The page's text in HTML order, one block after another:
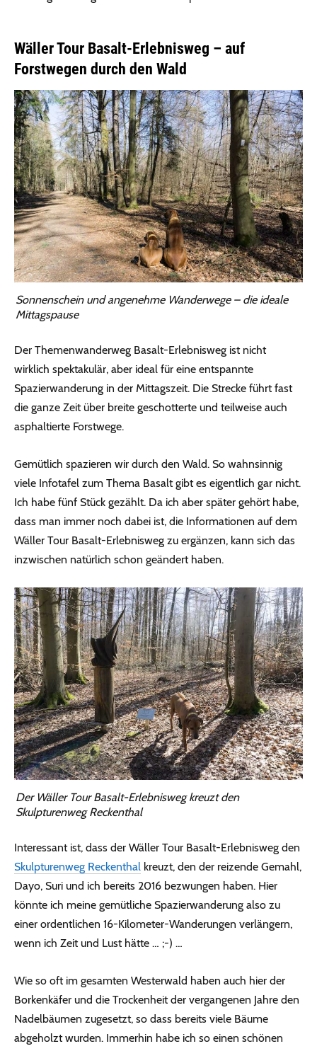
Wäller Tour Basalt-Erlebnisweg – auf
Forstwegen durch den Wald
Sonnenschein und angenehme Wanderwege – die ideale
Mittagspause
Der Themenwanderweg Basalt-Erlebnisweg ist nicht
wirklich spektakulär, aber ideal für eine entspannte
Spazierwanderung in der Mittagszeit. Die Strecke führt fast
die ganze Zeit über breite geschotterte und teilweise auch
asphaltierte Forstwege.
Gemütlich spazieren wir durch den Wald. So wahnsinnig
viele Infotafel zum Thema Basalt gibt es eigentlich gar nicht.
Ich habe fünf Stück gezählt. Da ich aber später gehört habe,
dass man immer noch dabei ist, die Informationen auf dem
Wäller Tour Basalt-Erlebnisweg zu ergänzen, kann sich das
inzwischen natürlich schon geändert haben.
Der Wäller Tour Basalt-Erlebnisweg kreuzt den
Skulpturenweg Reckenthal
Interessant ist, dass der Wäller Tour Basalt-Erlebnisweg den
Skulpturenweg Reckenthal kreuzt, den der reizende Gemahl,
Dayo, Suri und ich bereits 2016 bezwungen haben. Hier
könnte ich meine gemütliche Spazierwanderung also zu
einer ordentlichen 16-Kilometer-Wanderungen verlängern,
wenn ich Zeit und Lust hätte … ;-) …
Wie so oft im gesamten Westerwald haben auch hier der
Borkenkäfer und die Trockenheit der vergangenen Jahre den
Nadelbäumen zugesetzt, so dass bereits viele Bäume
abgeholzt wurden. Immerhin habe ich so einen schönen